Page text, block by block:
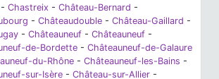
- Chastreix - Château-Bernard -
- Châteaudouble - Château-Gaillard -
- Châteauneuf - Châteauneuf -
de-Bordette - Châteauneuf-de-Galaure
du-Rhône - Châteauneuf-les-Bains -
sur-Isère - Château-sur-Allier -